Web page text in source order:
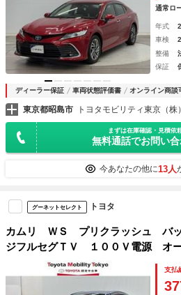
通常ロ
年式
車検
整備
保証
ディーラー保証 車両状態評価書 オンライン商談
東京都昭島市 トヨタモビリティ東京（
まずは在庫確認・見積依
無料通話でお問い
今あなたの他に13人
グーネットセレクト トヨタ
カムリ ＷＳ プリクラッシュ バ
ジフルセグＴＶ １００Ｖ電源 オ
ドライト ＥＳＣ サイドエアバ
手席エアバッグ パワステ 記録簿
支払